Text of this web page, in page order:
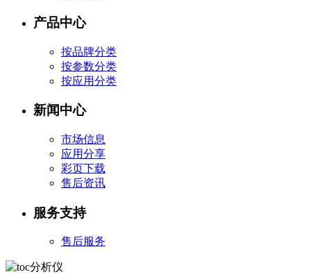
产品中心
按品牌分类
按参数分类
按应用分类
新闻中心
市场信息
应用分享
彩页下载
售后资讯
服务支持
售后服务